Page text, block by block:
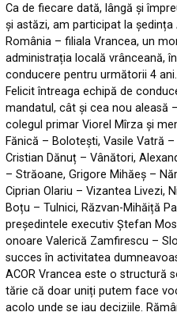
Ca de fiecare dată, lângă și
și astăzi, am participat la
România – filiala Vrancea, un
administrația locală vrânceană,
conducere pentru următorii 4 ani.
Felicit întreaga echipă de
mandatul, cât și cea nou aleasă
colegul primar Viorel Mîrza și
Fănică – Bolotești, Vasile Vatră
Cristian Dănuț – Vânători,
– Străoane, Grigore Mihăeș –
Ciprian Olariu – Vizantea Livezi,
Boțu – Tulnici, Răzvan-Mihăiță
președintele executiv Ștefan
onoare Valerică Zamfirescu –
succes în activitatea
ACOR Vrancea este o structură
tărie că doar uniți putem face
acolo unde se iau deciziile.